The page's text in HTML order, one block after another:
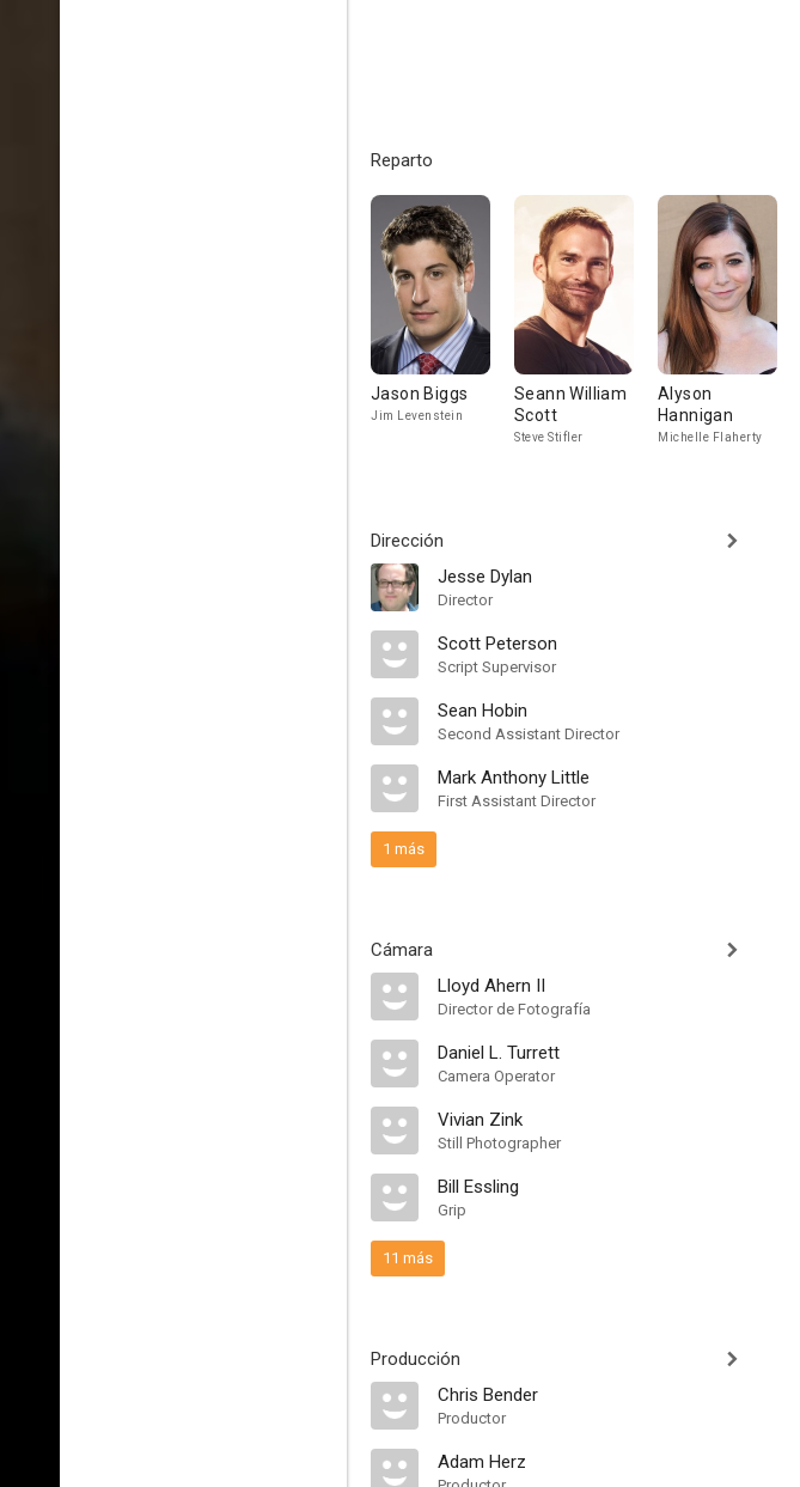
Reparto
Jason Biggs
Jim Levenstein
Seann William
Scott
Steve Stifler
Alyson
Hannigan
Michelle Flaherty
Dirección
Jesse Dylan
Director
Scott Peterson
Script Supervisor
Sean Hobin
Second Assistant Director
Mark Anthony Little
First Assistant Director
1 más
Cámara
Lloyd Ahern II
Director de Fotografía
Daniel L. Turrett
Camera Operator
Vivian Zink
Still Photographer
Bill Essling
Grip
11 más
Producción
Chris Bender
Productor
Adam Herz